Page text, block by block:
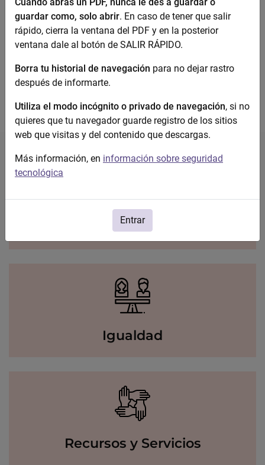
Nº Páginas:
Acceso Abierto: No definido
Descarga el documento completo
Violencia contra la mujer
Igualdad
Recursos y Servicios
guardar como, solo abrir. En caso de tener que salir
rápido, cierra la ventana del PDF y en la posterior
ventana dale al botón de SALIR RÁPIDO.
Borra tu historial de navegación para no dejar rastro
después de informarte.
Utiliza el modo incógnito o privado de navegación, si no
quieres que tu navegador guarde registro de los sitios
web que visitas y del contenido que descargas.
Más información, en información sobre seguridad
tecnológica
Entrar